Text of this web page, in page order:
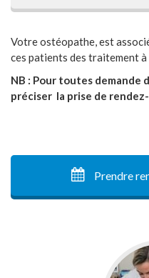
Votre ostéopathe, est
ces patients des traitement à
NB : Pour toutes demande
préciser la prise de
Prendre